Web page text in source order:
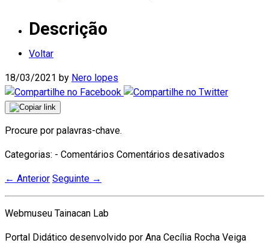
Descrição
Voltar
18/03/2021 by Nero lopes
Procure por palavras-chave.
Categorias: - Comentários Comentários desativados
← Anterior Seguinte →
Webmuseu Tainacan Lab
Portal Didático desenvolvido por Ana Cecília Rocha Veiga